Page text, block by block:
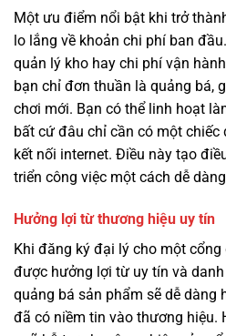
Một ưu điểm nổi bật khi trở
lo lắng về khoản chi phí ban
quản lý kho hay chi phí vận
bạn chỉ đơn thuần là quảng bá,
chơi mới. Bạn có thể linh hoạt
bất cứ đâu chỉ cần có một
kết nối internet. Điều này tạo
triển công việc một cách dễ
Hưởng lợi từ thương hiệu uy tín
Khi đăng ký đại lý cho một cổng
được hưởng lợi từ uy tín và
quảng bá sản phẩm sẽ dễ dàng
đã có niềm tin vào thương hiệu.